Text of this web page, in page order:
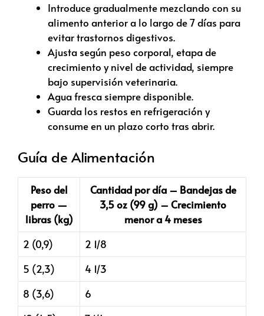
Introduce gradualmente mezclando con su
alimento anterior a lo largo de 7 días para
evitar trastornos digestivos.
Ajusta según peso corporal, etapa de
crecimiento y nivel de actividad, siempre
bajo supervisión veterinaria.
Agua fresca siempre disponible.
Guarda los restos en refrigeración y
consume en un plazo corto tras abrir.
Guía de Alimentación
Peso del
perro —
libras (kg)
Cantidad por día – Bandejas de
3,5 oz (99 g) – Crecimiento
menor a 4 meses
2 (0,9)
2 1/8
5 (2,3)
4 1/3
8 (3,6)
6